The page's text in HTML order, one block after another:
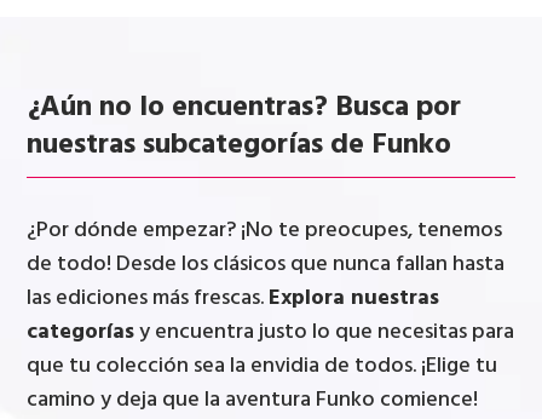
¿Aún no lo encuentras? Busca por
nuestras subcategorías de Funko
¿Por dónde empezar? ¡No te preocupes, tenemos
de todo! Desde los clásicos que nunca fallan hasta
las ediciones más frescas.Explora nuestras
categoríasy encuentra justo lo que necesitas para
que tu colección sea la envidia de todos. ¡Elige tu
camino y deja que la aventura Funko comience!